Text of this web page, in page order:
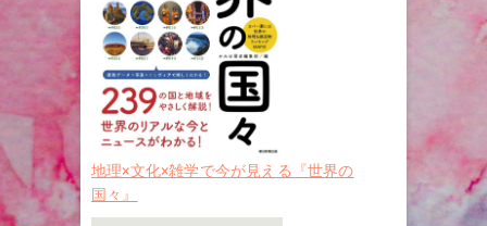
地理×文化×雑学で今が見える『世界の
国々』